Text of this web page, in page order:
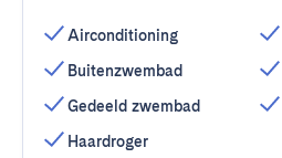
Airconditioning
Buitenzwembad
Gedeeld zwembad
Haardroger